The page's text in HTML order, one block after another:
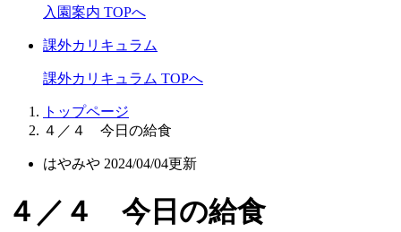
入園案内 TOPへ
課外カリキュラム
課外カリキュラム TOPへ
トップページ
４／４ 今日の給食
はやみや 2024/04/04更新
４／４ 今日の給食